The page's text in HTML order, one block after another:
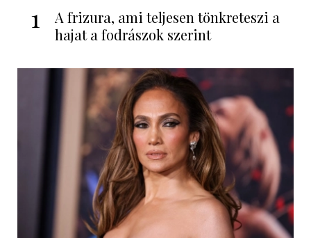
1
A frizura, ami teljesen tönkreteszi a
hajat a fodrászok szerint